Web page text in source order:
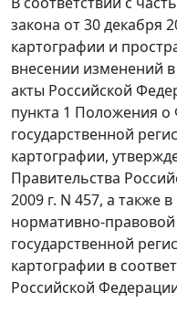
закона от 30 декабря
картографии и
внесении изменений
акты Российской
пункта 1 Положения
государственной
картографии,
Правительства
2009 г. N 457, а также
нормативно-
государственной
картографии в
Российской